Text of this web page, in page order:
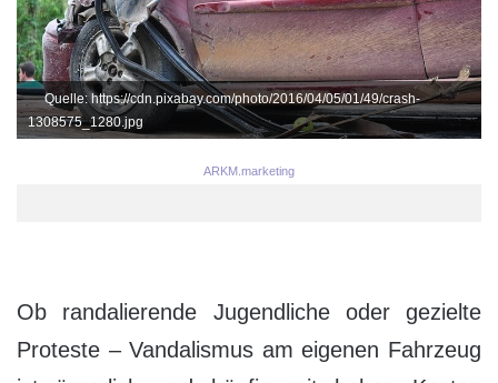
Quelle: https://cdn.pixabay.com/photo/2016/04/05/01/49/crash-
1308575_1280.jpg
ARKM.marketing
Ob randalierende Jugendliche oder gezielte
Proteste – Vandalismus am eigenen Fahrzeug